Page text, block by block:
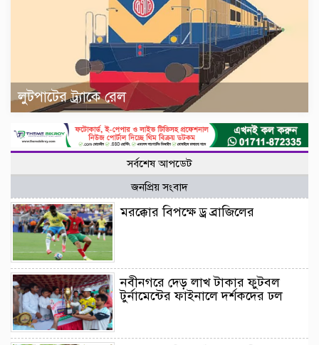
লুটপাটের ট্র্যাকে রেল
সর্বশেষ আপডেট
জনপ্রিয় সংবাদ
মরক্কোর বিপক্ষে ড্র ব্রাজিলের
নবীনগরে দেড় লাখ টাকার ফুটবল
টুর্নামেন্টের ফাইনালে দর্শকদের ঢল